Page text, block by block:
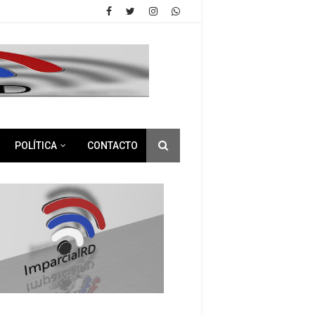
POLÍTICA CONTACTO